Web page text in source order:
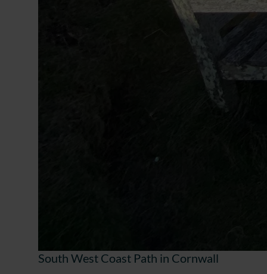
South West Coast Path in Cornwall